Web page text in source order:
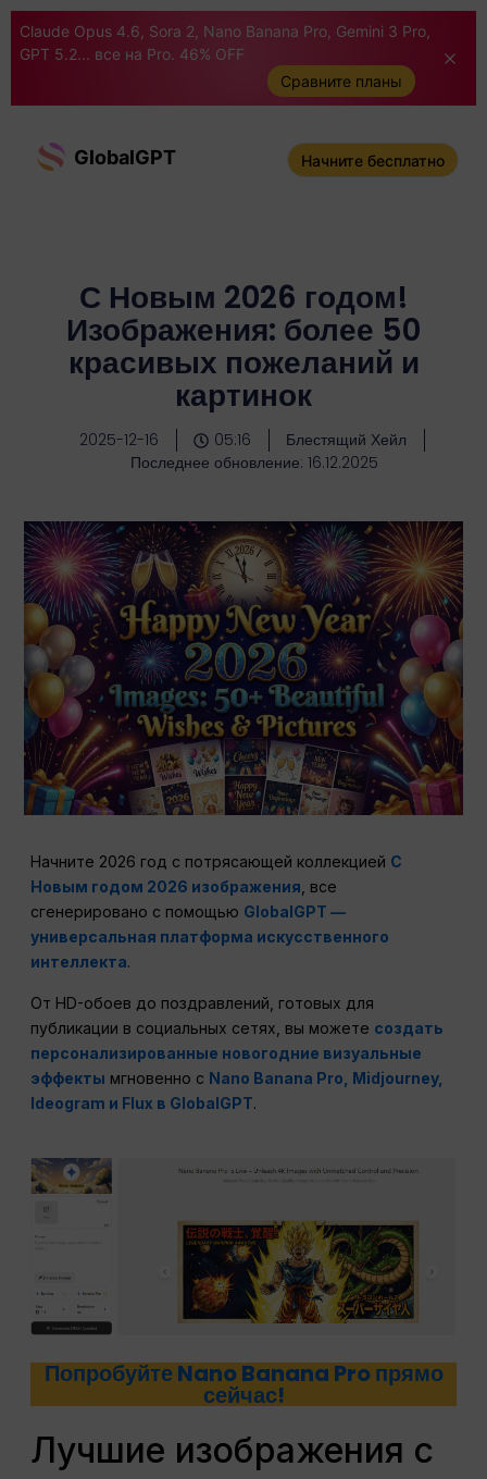
Claude Opus 4.6, Sora 2, Nano Banana Pro, Gemini 3 Pro,
GPT 5.2... все на Pro. 46% OFF
Сравните планы
GlobalGPT Начните бесплатно
С Новым 2026 годом!
Изображения: более 50
красивых пожеланий и
картинок
2025-12-16 05:16
Блестящий Хейл
Последнее обновление: 16.12.2025
Начните 2026 год с потрясающей коллекцией С
Новым годом 2026 изображения , все
сгенерировано с помощью GlobalGPT —
универсальная платформа искусственного
интеллекта.
От HD-обоев до поздравлений, готовых для
публикации в социальных сетях, вы можете создать
персонализированные новогодние визуальные
эффекты мгновенно с Nano Banana Pro, Midjourney,
Ideogram и Flux в GlobalGPT.
Попробуйте Nano Banana Pro прямо
сейчас!
Лучшие изображения с